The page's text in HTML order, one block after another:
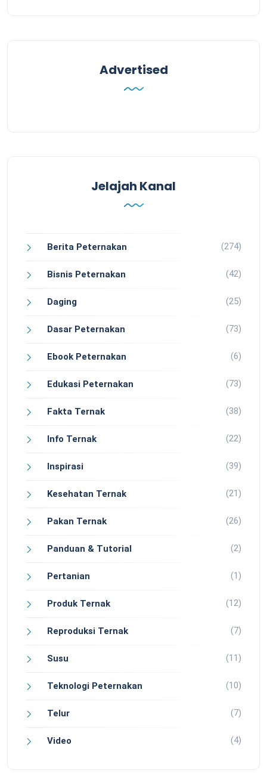
Advertised
Jelajah Kanal
Berita Peternakan (274)
Bisnis Peternakan (42)
Daging (25)
Dasar Peternakan (73)
Ebook Peternakan (6)
Edukasi Peternakan (73)
Fakta Ternak (38)
Info Ternak (22)
Inspirasi (39)
Kesehatan Ternak (21)
Pakan Ternak (26)
Panduan & Tutorial (2)
Pertanian (1)
Produk Ternak (12)
Reproduksi Ternak (7)
Susu (11)
Teknologi Peternakan (10)
Telur (7)
Video (4)